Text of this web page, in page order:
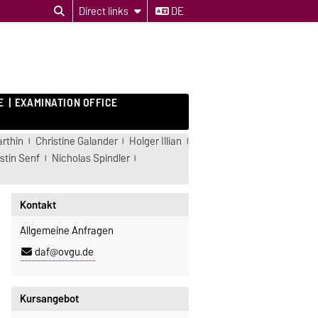
Direct links DE
EXAMINATION OFFICE
Christine Galander
Holger Illian
Senf
Nicholas Spindler
Kontakt
Allgemeine Anfragen
daf@ovgu.de
Kursangebot